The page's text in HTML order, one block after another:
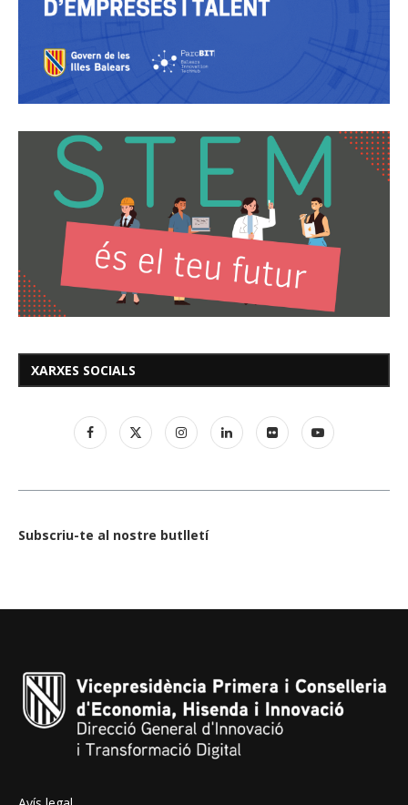
XARXES SOCIALS
Subscriu-te al nostre butlletí